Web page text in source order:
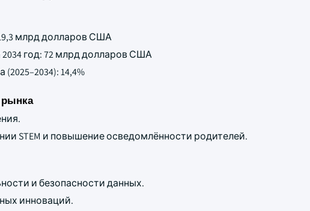
млрд долларов США
год: 72 млрд долларов США
14,4%
STEM и повышение осведомлённости родителей.
и безопасности данных.
инноваций.